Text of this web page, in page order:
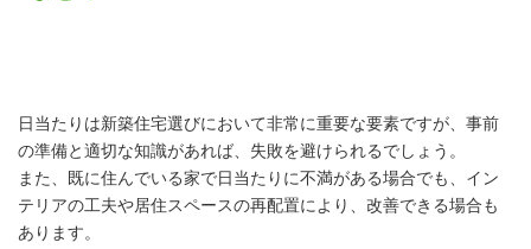
日当たりは新築住宅選びにおいて非常に重要な要素ですが、事前
の準備と適切な知識があれば、失敗を避けられるでしょう。
また、既に住んでいる家で日当たりに不満がある場合でも、イン
テリアの工夫や居住スペースの再配置により、改善できる場合も
あります。